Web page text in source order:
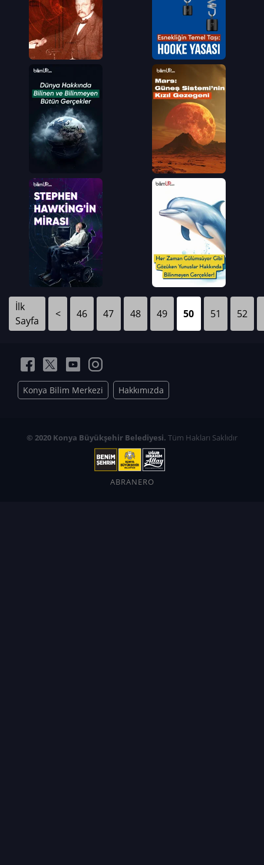
İlk
Sayfa
< 46 47 48 49 50 51 52
Konya Bilim Merkezi Hakkımızda
© 2020 Konya Büyükşehir Belediyesi. Tüm Hakları Saklıdır
ABRANERO